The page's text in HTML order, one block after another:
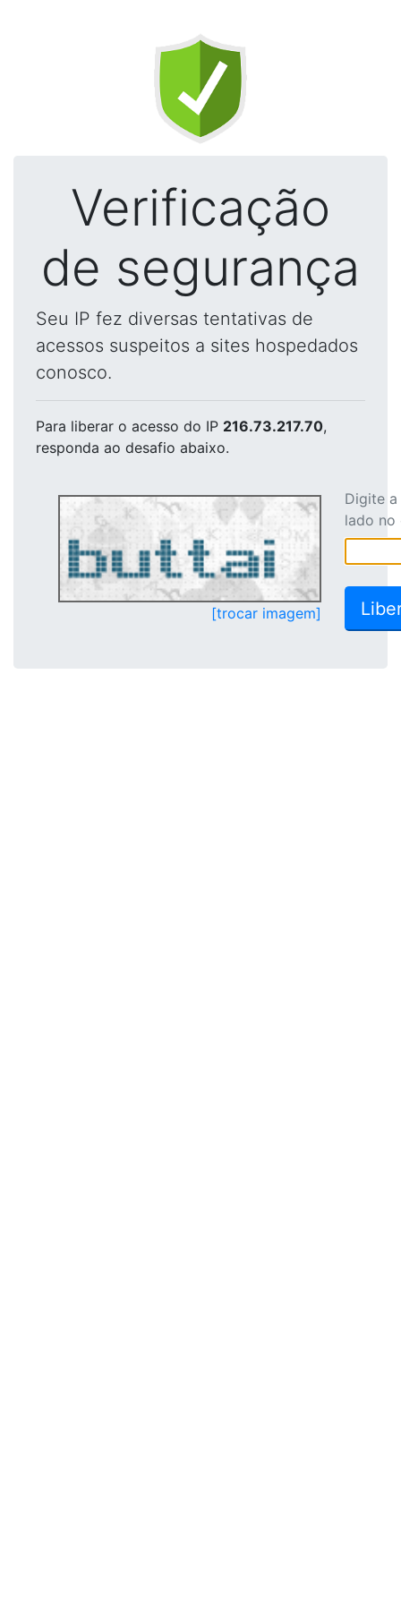
Verificação
de segurança
Seu IP fez diversas tentativas de
acessos suspeitos a sites hospedados
conosco.
Para liberar o acesso do IP 216.73.217.70,
responda ao desafio abaixo.
[trocar imagem]
Digite
lado no